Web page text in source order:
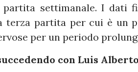
partita settimanale. I dati
terza partita per cui è un
per un periodo
con Luis